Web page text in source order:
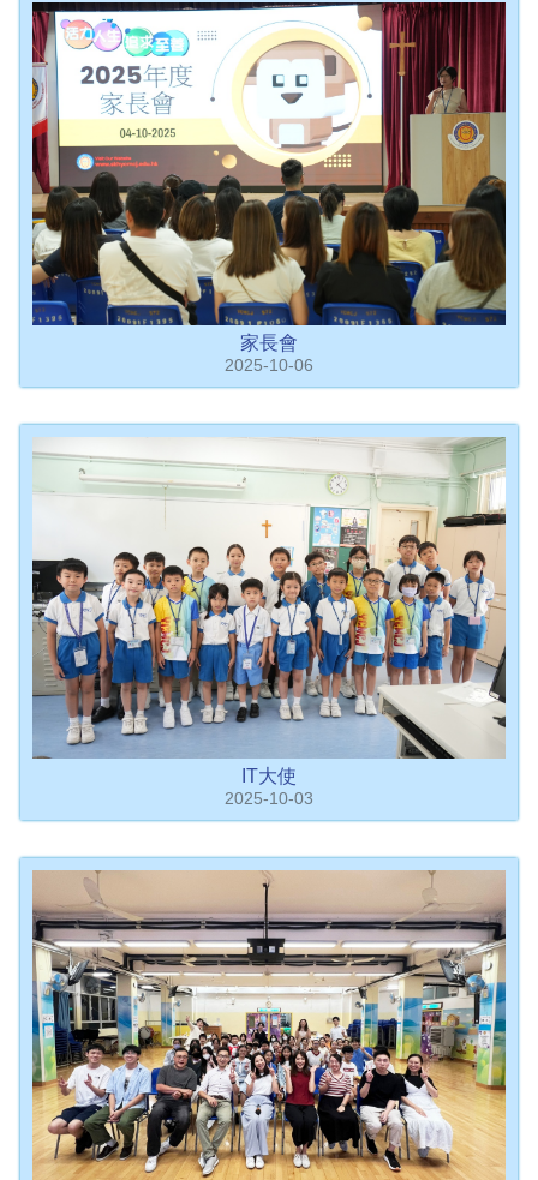
家長會
2025-10-06
IT大使
2025-10-03